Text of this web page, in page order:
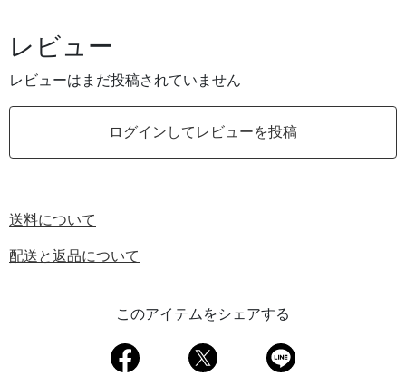
レビュー
レビューはまだ投稿されていません
ログインしてレビューを投稿
送料について
配送と返品について
このアイテムをシェアする